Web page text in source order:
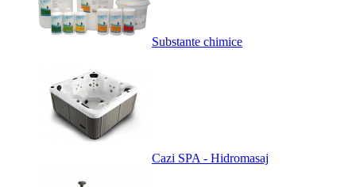
Substante chimice
Cazi SPA - Hidromasaj